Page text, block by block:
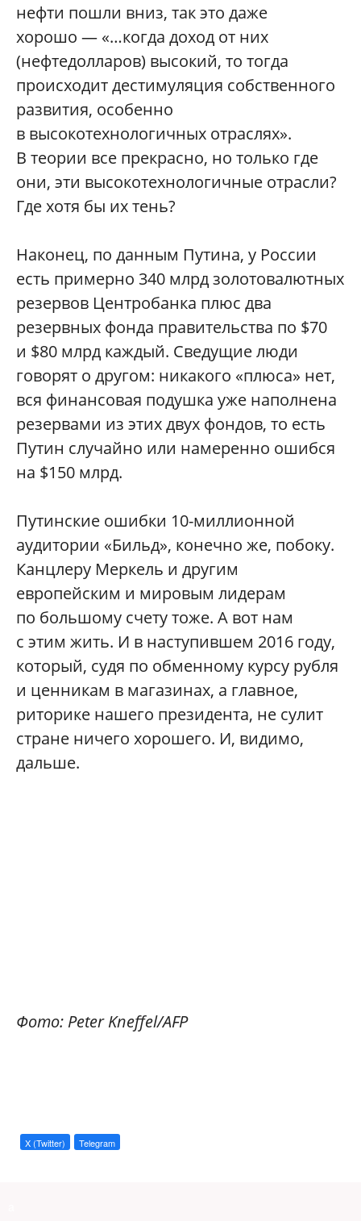
нефти пошли вниз, так это даже
хорошо — «…когда доход от них
(нефтедолларов) высокий, то тогда
происходит дестимуляция собственного
развития, особенно
в высокотехнологичных отраслях».
В теории все прекрасно, но только где
они, эти высокотехнологичные отрасли?
Где хотя бы их тень?
Наконец, по данным Путина, у России
есть примерно 340 млрд золотовалютных
резервов Центробанка плюс два
резервных фонда правительства по $70
и $80 млрд каждый. Сведущие люди
говорят о другом: никакого «плюса» нет,
вся финансовая подушка уже наполнена
резервами из этих двух фондов, то есть
Путин случайно или намеренно ошибся
на $150 млрд.
Путинские ошибки 10-миллионной
аудитории «Бильд», конечно же, побоку.
Канцлеру Меркель и другим
европейским и мировым лидерам
по большому счету тоже. А вот нам
с этим жить. И в наступившем 2016 году,
который, судя по обменному курсу рубля
и ценникам в магазинах, а главное,
риторике нашего президента, не сулит
стране ничего хорошего. И, видимо,
дальше.
Фото: Peter Kneffel/AFP
X (Twitter) Telegram